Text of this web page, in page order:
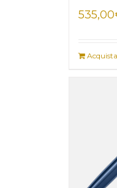
535,00
Acquista